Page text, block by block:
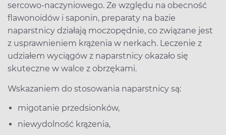
sercowo-naczyniowego. Ze względu na obecność
flawonoidów i saponin, preparaty na bazie
naparstnicy działają moczopędnie, co związane jest
z usprawnieniem krążenia w nerkach. Leczenie z
udziałem wyciągów z naparstnicy okazało się
skuteczne w walce z obrzękami.
Wskazaniem do stosowania naparstnicy są:
migotanie przedsionków,
niewydolność krążenia,